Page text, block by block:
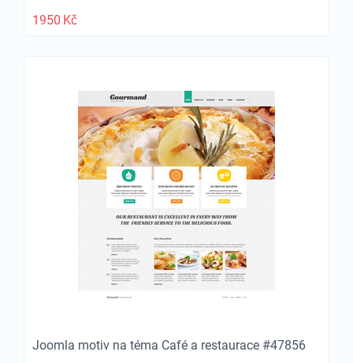
1950 Kč
Joomla motiv na téma Café a restaurace #47856